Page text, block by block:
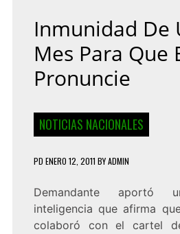
Inmunidad De
Mes Para Que
Pronuncie
NOTICIAS NACIONALES
PD ENERO 12, 2011 BYADMIN
Demandante aportó
inteligencia que afirma
colaboró con el cartel